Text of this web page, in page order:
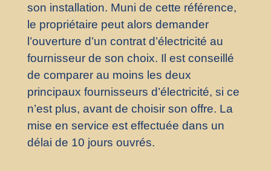
son installation. Muni de cette référence,
le propriétaire peut alors demander
l’ouverture d’un contrat d’électricité au
fournisseur de son choix. Il est conseillé
de comparer au moins les deux
principaux fournisseurs d’électricité, si ce
n’est plus, avant de choisir son offre. La
mise en service est effectuée dans un
délai de 10 jours ouvrés.